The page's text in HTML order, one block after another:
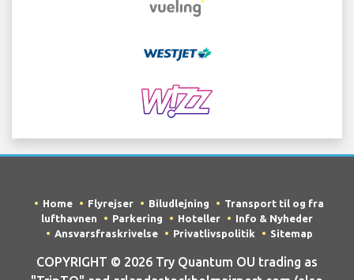
Home Flyrejser Biludlejning
Transport til og fra
lufthavnen
Parkering Hoteller
Info & Nyheder
Ansvarsfraskrivelse
Privatlivspolitik Sitemap
COPYRIGHT © 2026 Try Quantum OU trading as